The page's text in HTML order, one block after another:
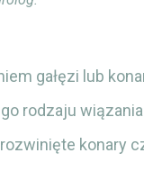
gałęzi lub
rodzaju
konary